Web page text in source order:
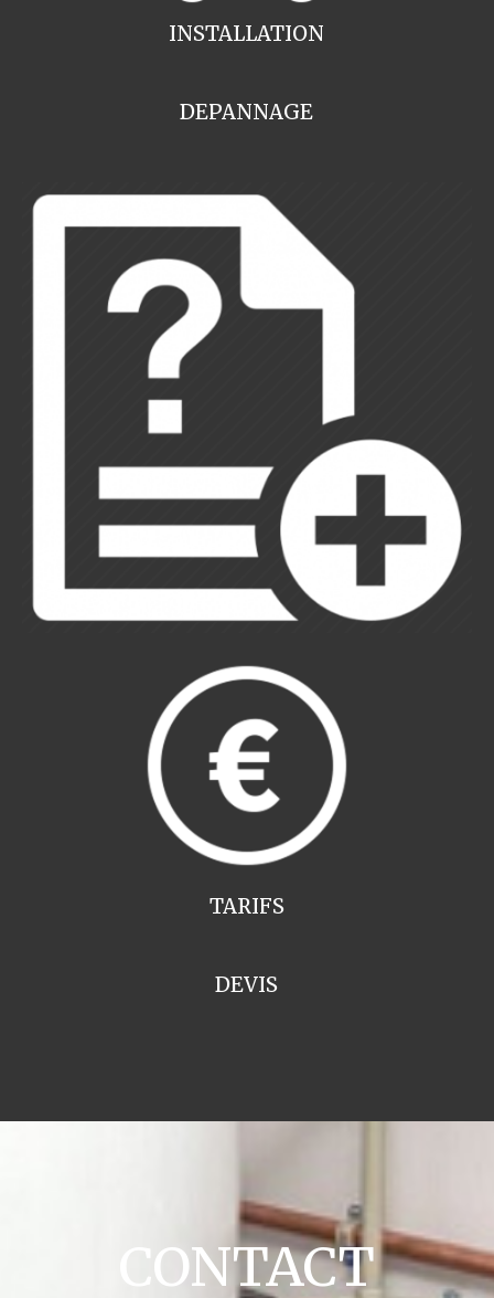
INSTALLATION
DEPANNAGE
TARIFS
DEVIS
CONTACT